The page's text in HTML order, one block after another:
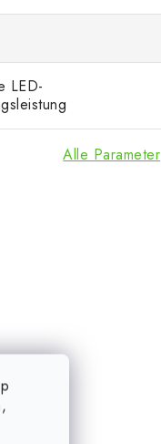
LED-
Alle Parameter